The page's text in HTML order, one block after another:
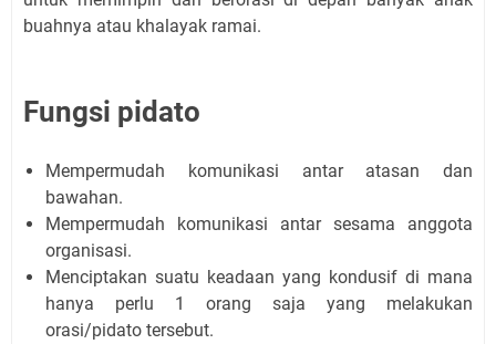
buahnya atau khalayak ramai.
Fungsi pidato
Mempermudah komunikasi antar atasan dan
bawahan.
Mempermudah komunikasi antar sesama anggota
organisasi.
Menciptakan suatu keadaan yang kondusif di mana
hanya perlu 1 orang saja yang melakukan
orasi/pidato tersebut.